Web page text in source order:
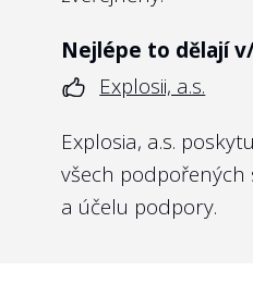
na dobu určitou?
Doporučení:
Management se
Nejlépe to dělají
Explosii, a.s.
Explosia, a.s.
všech
a účelu podpory.